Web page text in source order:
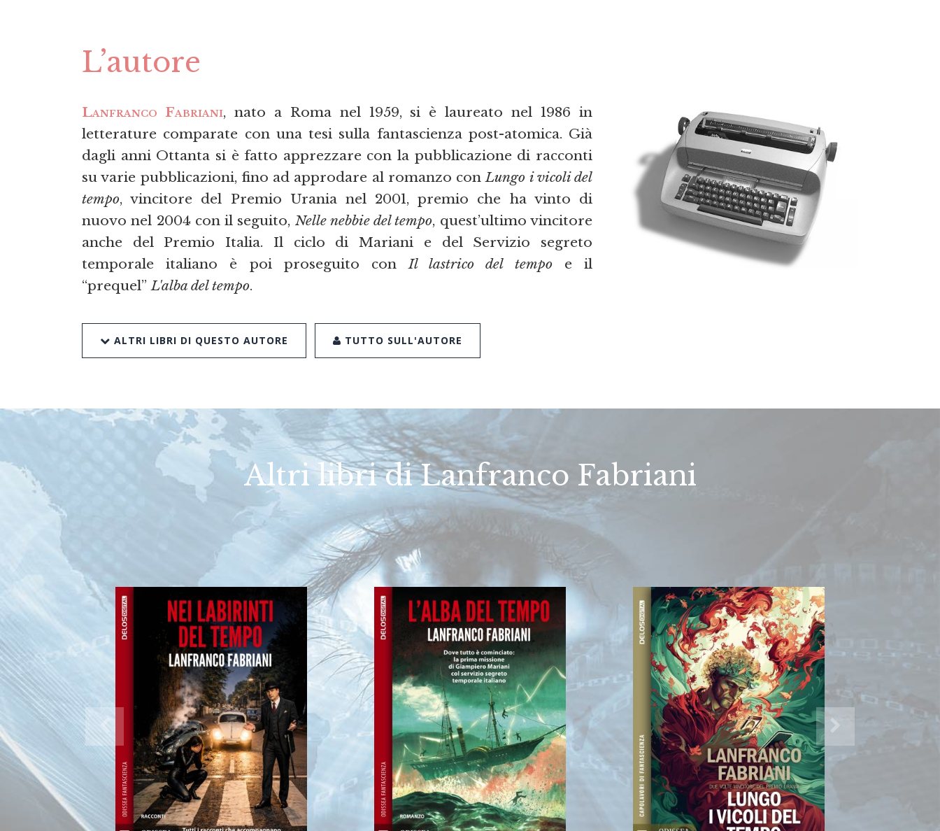
L’autore
Lanfranco Fabriani, nato a Roma nel 1959, si è laureato nel 1986 in
letterature comparate con una tesi sulla fantascienza post-atomica. Già
dagli anni Ottanta si è fatto apprezzare con la pubblicazione di racconti
su varie pubblicazioni, fino ad approdare al romanzo conLungo i vicoli del
tempo, vincitore del Premio Urania nel 2001, premio che ha vinto di
nuovo nel 2004 con il seguito, Nelle nebbie del tempo, quest’ultimo vincitore
anche del Premio Italia. Il ciclo di Mariani e del Servizio segreto
temporale italiano è poi proseguito conIl lastrico del tempoe il
“prequel”L'alba del tempo.
ALTRI LIBRI DI QUESTO AUTORE TUTTO SULL'AUTORE
Altri libri di Lanfranco Fabriani